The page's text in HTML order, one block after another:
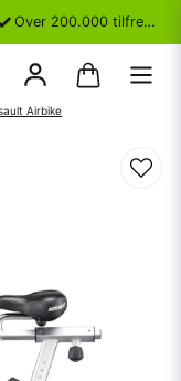
Over 200.000 tilfredse kunder
Airbike